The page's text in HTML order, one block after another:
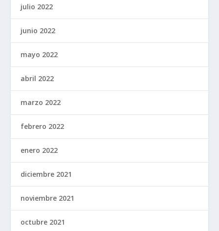
julio 2022
junio 2022
mayo 2022
abril 2022
marzo 2022
febrero 2022
enero 2022
diciembre 2021
noviembre 2021
octubre 2021